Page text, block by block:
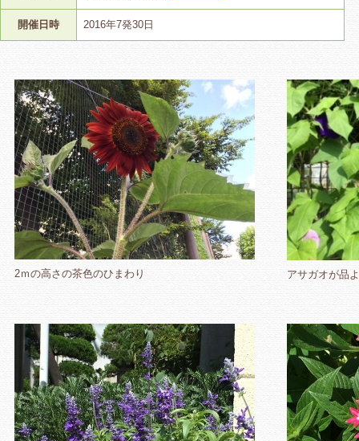
開催日時 2016年7発30日
2ｍの高さの茶色のひまわり アサガオが品